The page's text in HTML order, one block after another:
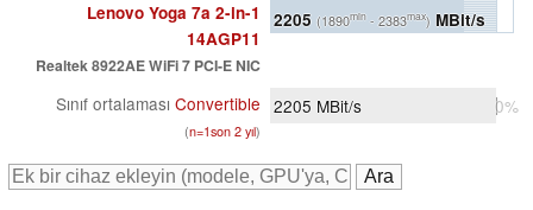
Lenovo Yoga 7a 2-in-1
14AGP11
Realtek 8922AE WiFi 7 PCI-E NIC
2205 (1890min - 2383max) MBit/s
Sınıf ortalaması Convertible
(n=1son 2 yıl)
2205 MBit/s 0%